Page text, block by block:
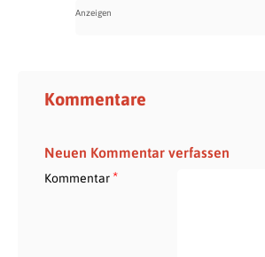
Kommentare
Neuen Kommentar verfassen
Kommentar*